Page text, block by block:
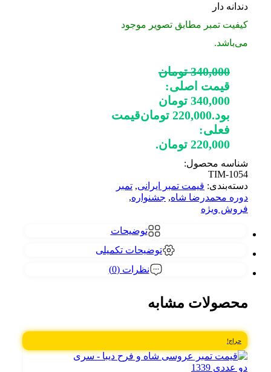
دندانه دار
کیفیت تمبر مطابق تصویر موجود
می‌باشد.
340,000 تومان
قیمت اصلی:
340,000 تومان
بود.220,000 تومانقیمت
فعلی:
220,000 تومان.
شناسه محصول:
TIM-1054
دسته‌بندی: قیمت تمبر ایرانی, تمبر
دوره محمدرضا شاه, جشنواره,
فروش ویژه
توضیحات
توضیحات تکمیلی
نظرات (0)
محصولات مشابه
حراج!